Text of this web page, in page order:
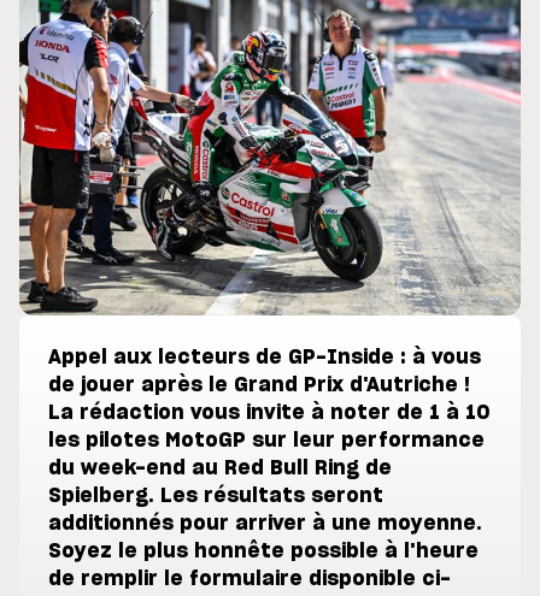
: Horaires et
du GP de Grande-
MOTO GP
Zarco évite l'opération et vise
retour en septembre
Appel aux lecteurs de GP-Inside : à vous
de jouer après le Grand Prix d'Autriche !
La rédaction vous invite à noter de 1 à 10
les pilotes MotoGP sur leur performance
du week-end au Red Bull Ring de
Spielberg. Les résultats seront
additionnés pour arriver à une moyenne.
Soyez le plus honnête possible à l'heure
de remplir le formulaire disponible ci-